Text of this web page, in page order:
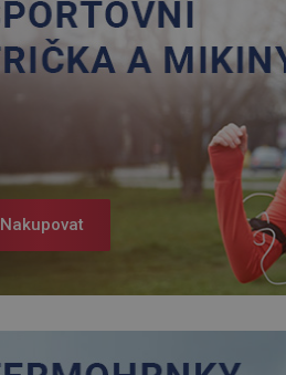
Nakupovat